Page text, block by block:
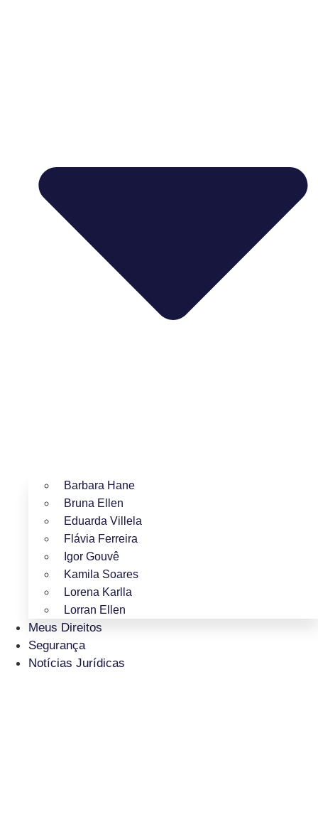
Barbara Hane
Bruna Ellen
Eduarda Villela
Flávia Ferreira
Igor Gouvê
Kamila Soares
Lorena Karlla
Lorran Ellen
Meus Direitos
Segurança
Notícias Jurídicas